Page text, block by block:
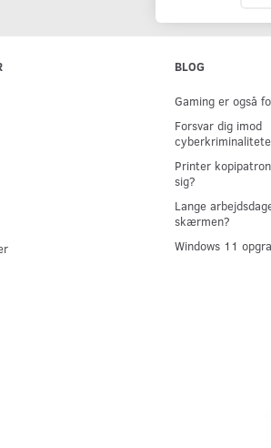
BLOG
Gaming er også
Forsvar dig imod
Printer
sig?
Lange
skærmen?
Windows 11